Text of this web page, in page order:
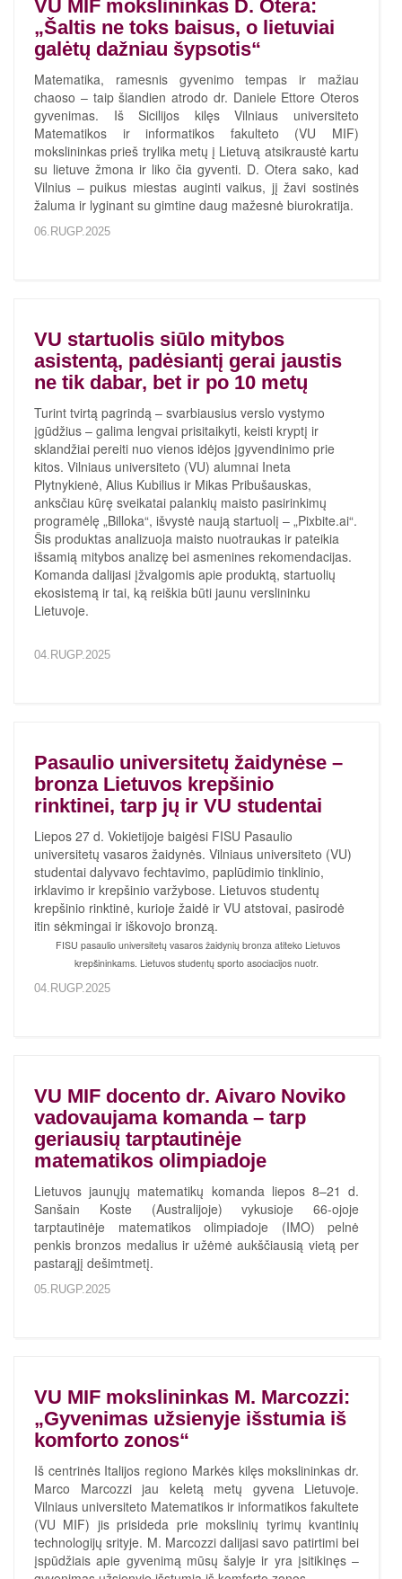
VU MIF mokslininkas D. Otera:
„Šaltis ne toks baisus, o lietuviai
galėtų dažniau šypsotis“
Matematika, ramesnis gyvenimo tempas ir mažiau
chaoso – taip šiandien atrodo dr. Daniele Ettore Oteros
gyvenimas. Iš Sicilijos kilęs Vilniaus universiteto
Matematikos ir informatikos fakulteto (VU MIF)
mokslininkas prieš trylika metų į Lietuvą atsikraustė kartu
su lietuve žmona ir liko čia gyventi. D. Otera sako, kad
Vilnius – puikus miestas auginti vaikus, jį žavi sostinės
žaluma ir lyginant su gimtine daug mažesnė biurokratija.
06.RUGP.2025
VU startuolis siūlo mitybos
asistentą, padėsiantį gerai jaustis
ne tik dabar, bet ir po 10 metų
Turint tvirtą pagrindą – svarbiausius verslo vystymo
įgūdžius – galima lengvai prisitaikyti, keisti kryptį ir
sklandžiai pereiti nuo vienos idėjos įgyvendinimo prie
kitos. Vilniaus universiteto (VU) alumnai Ineta
Plytnykienė, Alius Kubilius ir Mikas Pribušauskas,
anksčiau kūrę sveikatai palankių maisto pasirinkimų
programėlę „Billoka“, išvystė naują startuolį – „Pixbite.ai“.
Šis produktas analizuoja maisto nuotraukas ir pateikia
išsamią mitybos analizę bei asmenines rekomendacijas.
Komanda dalijasi įžvalgomis apie produktą, startuolių
ekosistemą ir tai, ką reiškia būti jaunu verslininku
Lietuvoje.
04.RUGP.2025
Pasaulio universitetų žaidynėse –
bronza Lietuvos krepšinio
rinktinei, tarp jų ir VU studentai
Liepos 27 d. Vokietijoje baigėsi FISU Pasaulio
universitetų vasaros žaidynės. Vilniaus universiteto (VU)
studentai dalyvavo fechtavimo, paplūdimio tinklinio,
irklavimo ir krepšinio varžybose. Lietuvos studentų
krepšinio rinktinė, kurioje žaidė ir VU atstovai, pasirodė
itin sėkmingai ir iškovojo bronzą.
FISU pasaulio universitetų vasaros žaidynių bronza atiteko Lietuvos
krepšininkams. Lietuvos studentų sporto asociacijos nuotr.
04.RUGP.2025
VU MIF docento dr. Aivaro Noviko
vadovaujama komanda – tarp
geriausių tarptautinėje
matematikos olimpiadoje
Lietuvos jaunųjų matematikų komanda liepos 8–21 d.
Sanšain Koste (Australijoje) vykusioje 66-ojoje
tarptautinėje matematikos olimpiadoje (IMO) pelnė
penkis bronzos medalius ir užėmė aukščiausią vietą per
pastarąjį dešimtmetį.
05.RUGP.2025
VU MIF mokslininkas M. Marcozzi:
„Gyvenimas užsienyje išstumia iš
komforto zonos“
Iš centrinės Italijos regiono Markės kilęs mokslininkas dr.
Marco Marcozzi jau keletą metų gyvena Lietuvoje.
Vilniaus universiteto Matematikos ir informatikos fakultete
(VU MIF) jis prisideda prie mokslinių tyrimų kvantinių
technologijų srityje. M. Marcozzi dalijasi savo patirtimi bei
įspūdžiais apie gyvenimą mūsų šalyje ir yra įsitikinęs –